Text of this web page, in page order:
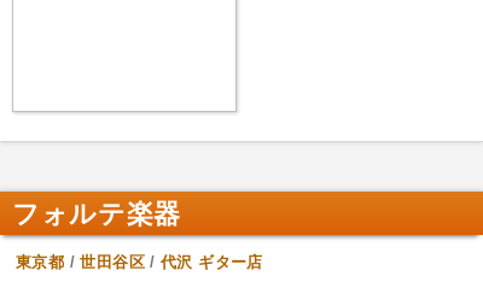
フォルテ楽器
東京都 /世田谷区/代沢 ギター店